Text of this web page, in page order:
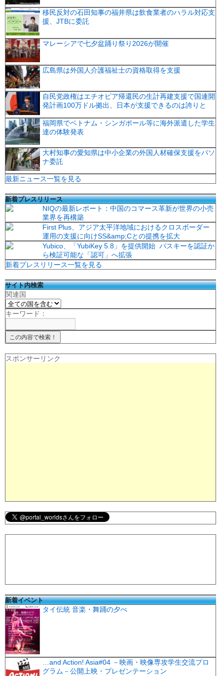
移民反対の石田知事の福井県は飲食業者のハラル対応支
援、JTBに委託
マレーシアで七夕盆踊り祭り2026が開催
広島県は外国人介護福祉士の資格取得を支援
自民党政権はエチオピア帰還民の生計再建支援で国連開
発計画100万ドル拠出、日本が支援できるのは誇りと
福岡県でベトナム・シンガポール等に海外派遣した学生
達の体験発表
大村知事の愛知県は中小企業の外国人材確保支援をパソ
ナ委託
最新ニュース一覧を見る
新着プレスリリース
NIQの最新レポート：中国のコマース革新が世界の小売
業界を再構築
First Plus、アジア太平洋地域におけるクロスボーダー
運用の支援に向けSS&amp;Cとの提携を拡大
Yubico、「YubiKey 5.8」を提供開始 パスキーを認証か
ら検証可能な「認可」へ拡張
新着プレスリリース一覧を見る
サイト内検索
関連国
キーワード：
スポンサーリンク
新着イベント
タイ伝統 音楽・舞踊の夕べ
…and Action! Asia#04 －映画・映像専攻学生交流プロ
グラム－公開上映・プレゼンテーション